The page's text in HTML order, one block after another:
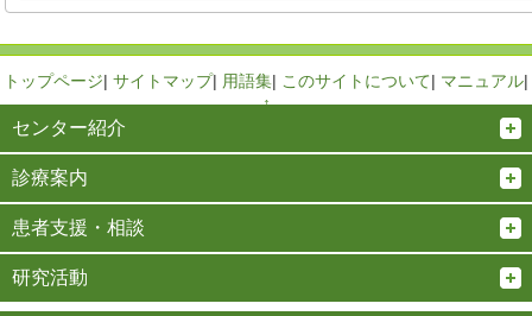
トップページ| サイトマップ| 用語集| このサイトについて| マニュアル|
↑
センター紹介
診療案内
患者支援・相談
研究活動